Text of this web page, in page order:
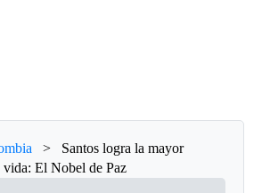
>
Santos logra la mayor
vida: El Nobel de Paz